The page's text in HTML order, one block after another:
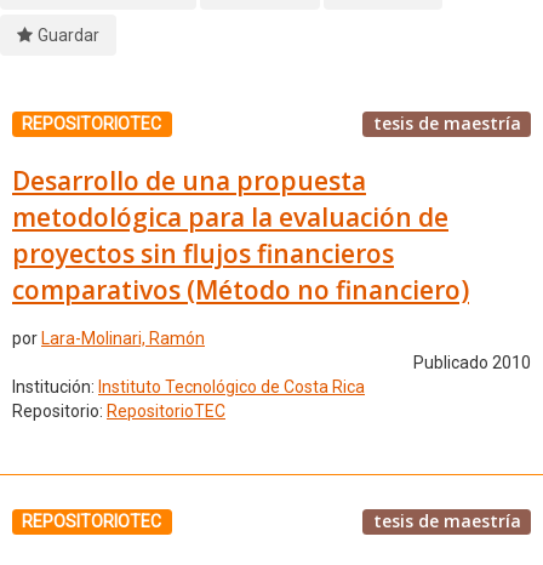
Guardar
REPOSITORIOTEC tesis de maestría
Desarrollo de una propuesta
metodológica para la evaluación de
proyectos sin flujos financieros
comparativos (Método no financiero)
por Lara-Molinari, Ramón
Publicado 2010
Institución: Instituto Tecnológico de Costa Rica
Repositorio: RepositorioTEC
REPOSITORIOTEC tesis de maestría